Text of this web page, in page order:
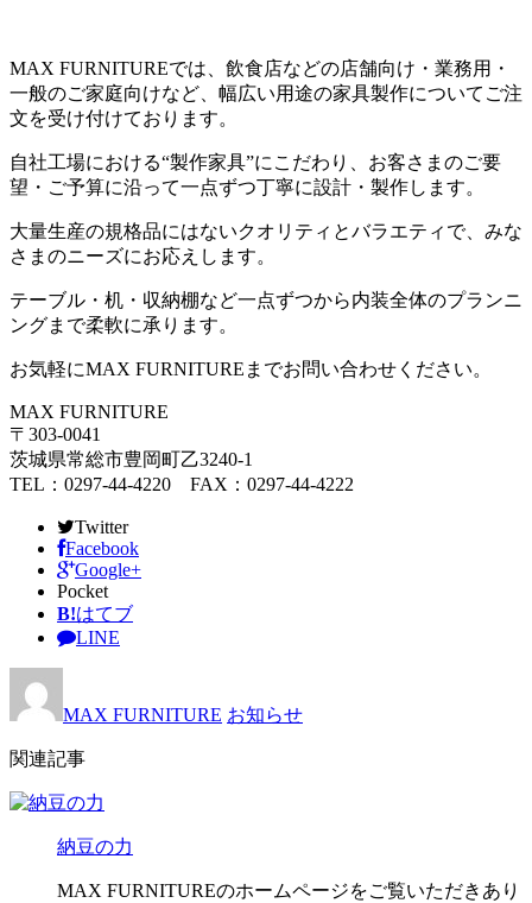
MAX FURNITUREでは、飲食店などの店舗向け・業務用・
一般のご家庭向けなど、幅広い用途の家具製作についてご注
文を受け付けております。
自社工場における“製作家具”にこだわり、お客さまのご要
望・ご予算に沿って一点ずつ丁寧に設計・製作します。
大量生産の規格品にはないクオリティとバラエティで、みな
さまのニーズにお応えします。
テーブル・机・収納棚など一点ずつから内装全体のプランニ
ングまで柔軟に承ります。
お気軽にMAX FURNITUREまでお問い合わせください。
MAX FURNITURE
〒303-0041
茨城県常総市豊岡町乙3240-1
TEL：0297-44-4220 FAX：0297-44-4222
Twitter
Facebook
Google+
Pocket
B!はてブ
LINE
MAX FURNITURE お知らせ
関連記事
納豆の力
MAX FURNITUREのホームページをご覧いただきあり